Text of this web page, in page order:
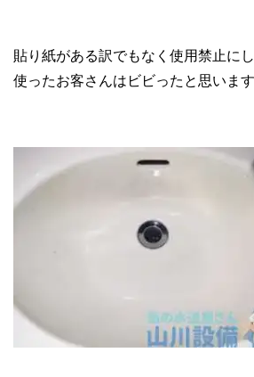
貼り紙がある訳でもなく使用禁止に
使ったお客さんはビビったと思います